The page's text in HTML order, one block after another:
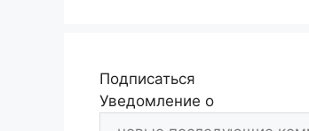
Подписаться
Уведомление о